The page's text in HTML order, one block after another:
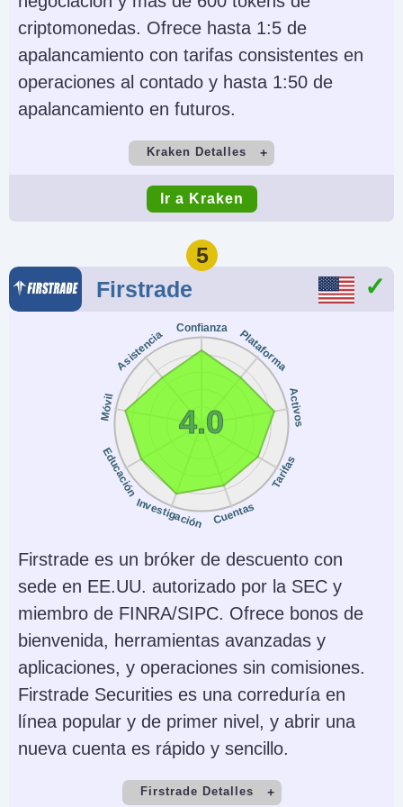
AI
Yes
Stop Loss Garantizado
No
criptomonedas. Ofrece hasta 1:5 de
apalancamiento con tarifas consistentes en
operaciones al contado y hasta 1:50 de
apalancamiento en futuros.
Kraken Detalles
Depósito Mínimo
Variable
Copy Trading Regulador
FINTRAC, AUSTRAC
Instrumentos
Criptomonedas,
xStocks, Futuros
Perpetuos Pre-IPO
Plataformas
AlgoTrader,
Quantower
Monedas de cuenta
USD, EUR, GBP, CAD,
Trading Automatizado
Kraken Futures is
platforms which have
bots: Bookmap,
Caspian, FMZ Quant,
Gunbot, HaasOnline,
Hyndor, Margin
AI
No
Stop Loss Garantizado
No
Ir a Kraken
5
Firstrade
Confianza Plataforma
Activos
Tarifas
Cuentas
Investigación
Educación
Móvil
Asistencia
4.0
Firstrade es un bróker de descuento con
sede en EE.UU. autorizado por la SEC y
miembro de FINRA/SIPC. Ofrece bonos de
bienvenida, herramientas avanzadas y
aplicaciones, y operaciones sin comisiones.
Firstrade Securities es una correduría en
línea popular y de primer nivel, y abrir una
nueva cuenta es rápido y sencillo.
Firstrade Detalles